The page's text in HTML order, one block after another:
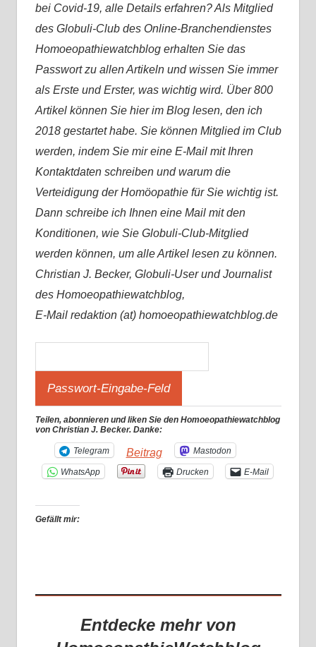
bei Covid-19, alle Details erfahren? Als Mitglied
des Globuli-Club des Online-Branchendienstes
Homoeopathiewatchblog erhalten Sie das
Passwort zu allen Artikeln und wissen Sie immer
als Erste und Erster, was wichtig wird. Über 800
Artikel können Sie hier im Blog lesen, den ich
2018 gestartet habe. Sie können Mitglied im Club
werden, indem Sie mir eine E-Mail mit Ihren
Kontaktdaten schreiben und warum die
Verteidigung der Homöopathie für Sie wichtig ist.
Dann schreibe ich Ihnen eine Mail mit den
Konditionen, wie Sie Globuli-Club-Mitglied
werden können, um alle Artikel lesen zu können.
Christian J. Becker, Globuli-User und Journalist
des Homoeopathiewatchblog,
E-Mail redaktion (at) homoeopathiewatchblog.de
Teilen, abonnieren und liken Sie den Homoeopathiewatchblog
von Christian J. Becker. Danke:
Telegram Beitrag Mastodon
WhatsApp Drucken E-Mail
Gefällt mir:
Entdecke mehr von